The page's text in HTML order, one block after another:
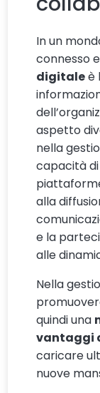
In un
connesso
digitaleè
aspetto
nella
capacità
alla
e la
alle
Nella
quindi una
vantaggi
caricare
nuove